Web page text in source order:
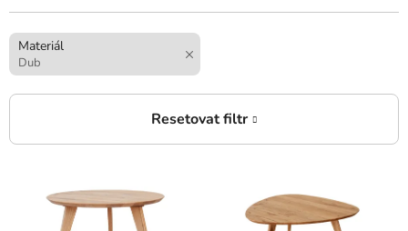
Materiál
Dub